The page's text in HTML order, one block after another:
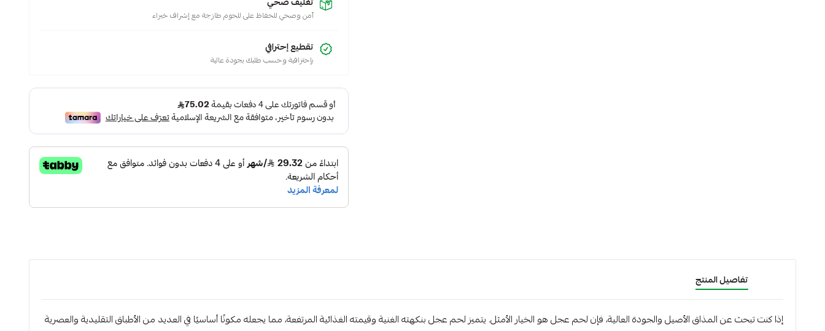
عجل
لحم
عجل
مكعبات
طازج
,
لحم
عجل
لحم
مكعبات
قطعه
آمن وصحي للحفاظ على للحوم طازجة مع إشراف خبراء
تقطيع إحترافي
بإحترافية وحسب طلبك بجودة عالية
تفاصيل المنتج
إذا كنت تبحث عن المذاق الأصيل والجودة العالية، فإن لحم عجل هو الخيار الأمثل. يتميز لحم عجل بنكهته الغنية وقيمته الغذائية المرتفعة، مما يجعله مكونًا أساسيًا في العديد من الأطباق التقليدية والعصرية